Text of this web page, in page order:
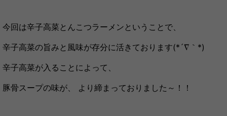
今回は辛子高菜とんこつラーメンということで、
辛子高菜の旨みと風味が存分に活きております(*´∇｀*)
辛子高菜が入ることによって、
豚骨スープの味が、 より締まっておりました～！！